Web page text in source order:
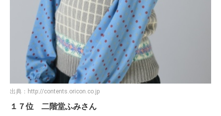
出典： http://contents.oricon.co.jp
１７位 二階堂ふみさん